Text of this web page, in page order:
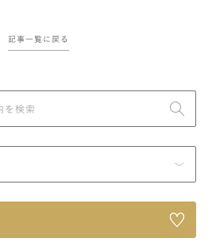
記事一覧に戻る